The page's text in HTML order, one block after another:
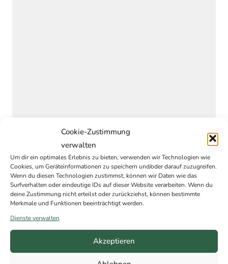
Cookie-Zustimmung
verwalten
Um dir ein optimales Erlebnis zu bieten, verwenden wir Technologien wie
Cookies, um Geräteinformationen zu speichern und/oder darauf zuzugreifen.
Wenn du diesen Technologien zustimmst, können wir Daten wie das
Surfverhalten oder eindeutige IDs auf dieser Website verarbeiten. Wenn du
deine Zustimmung nicht erteilst oder zurückziehst, können bestimmte
Merkmale und Funktionen beeinträchtigt werden.
Dienste verwalten
Akzeptieren